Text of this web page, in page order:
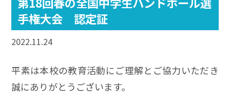
手権大会 認定証
2022.11.24
平素は本校の教育活動にご理解とご協力いただき
誠にありがとうございます。